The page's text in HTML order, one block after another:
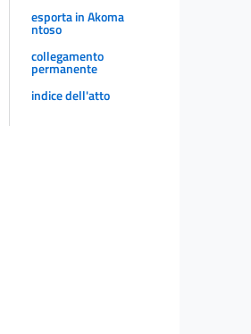
esporta in Akoma
ntoso
collegamento
permanente
indice dell'atto